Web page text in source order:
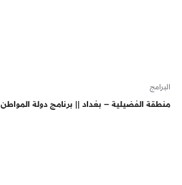
البرامج
منطقة الفضيلية – بغداد || برنامج دولة المواطن